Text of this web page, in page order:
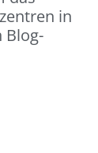
in
Blog-